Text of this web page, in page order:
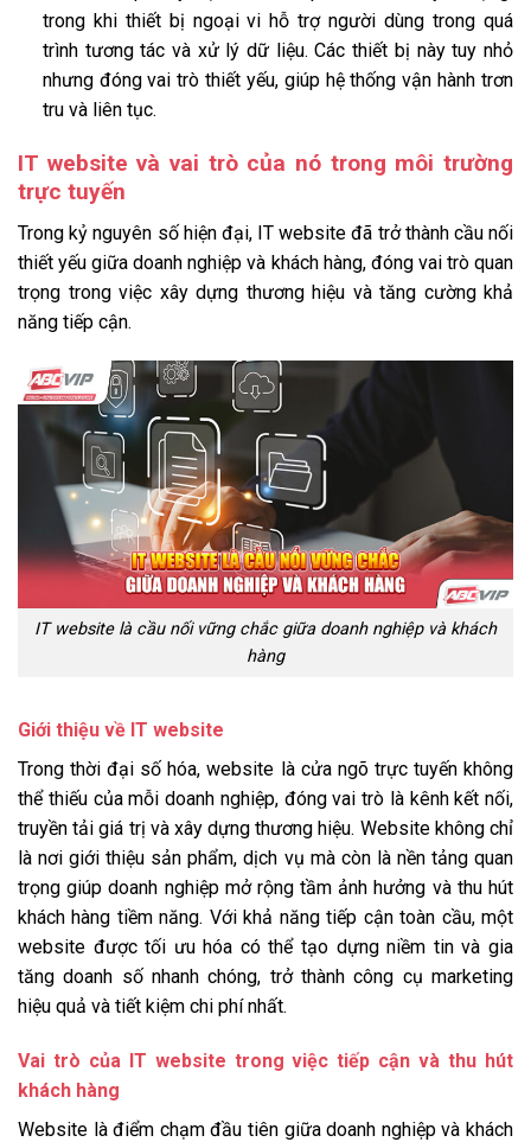
trong khi thiết bị ngoại vi hỗ trợ người dùng trong quá
trình tương tác và xử lý dữ liệu. Các thiết bị này tuy nhỏ
nhưng đóng vai trò thiết yếu, giúp hệ thống vận hành trơn
tru và liên tục.
IT website và vai trò của nó trong môi trường
trực tuyến
Trong kỷ nguyên số hiện đại, IT website đã trở thành cầu nối
thiết yếu giữa doanh nghiệp và khách hàng, đóng vai trò quan
trọng trong việc xây dựng thương hiệu và tăng cường khả
năng tiếp cận.
IT website là cầu nối vững chắc giữa doanh nghiệp và khách
hàng
Giới thiệu về IT website
Trong thời đại số hóa, website là cửa ngõ trực tuyến không
thể thiếu của mỗi doanh nghiệp, đóng vai trò là kênh kết nối,
truyền tải giá trị và xây dựng thương hiệu. Website không chỉ
là nơi giới thiệu sản phẩm, dịch vụ mà còn là nền tảng quan
trọng giúp doanh nghiệp mở rộng tầm ảnh hưởng và thu hút
khách hàng tiềm năng. Với khả năng tiếp cận toàn cầu, một
website được tối ưu hóa có thể tạo dựng niềm tin và gia
tăng doanh số nhanh chóng, trở thành công cụ marketing
hiệu quả và tiết kiệm chi phí nhất.
Vai trò của IT website trong việc tiếp cận và thu hút
khách hàng
Website là điểm chạm đầu tiên giữa doanh nghiệp và khách